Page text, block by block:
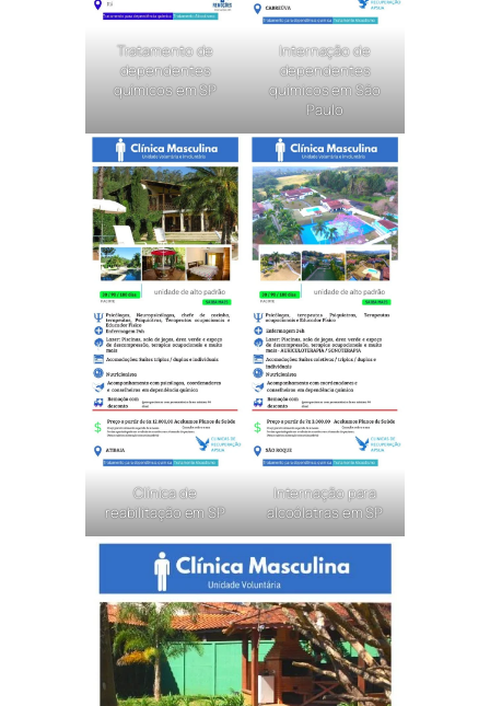
Tratamento de
dependentes
químicos em SP
Internação de
dependentes
químicos em São
Paulo
Clínica de
reabilitação em SP
Internação para
alcoólatras em SP